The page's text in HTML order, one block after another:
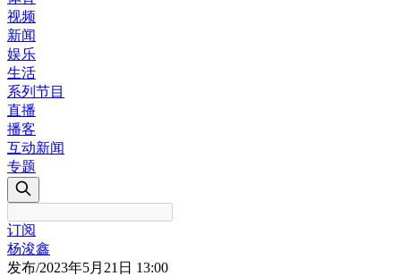
视频
新闻
娱乐
生活
系列节目
直播
播客
互动新闻
专题
订阅
杨浚鑫
发布/2023年5月21日 13:00